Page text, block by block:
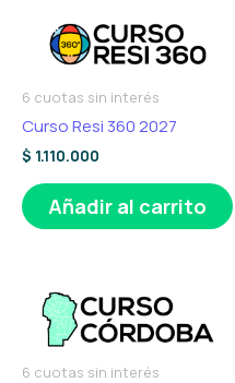
6 cuotas sin interés
Curso Resi 360 2027
$ 1.110.000
Añadir al carrito
6 cuotas sin interés